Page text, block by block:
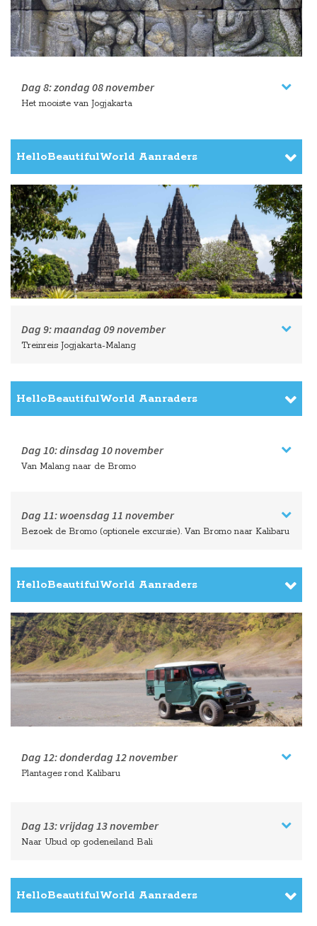
Dag 8:zondag 08 november
Het mooiste van Jogjakarta
HelloBeautifulWorld Aanraders
Dag 9:maandag 09 november
Treinreis Jogjakarta-Malang
HelloBeautifulWorld Aanraders
Dag 10:dinsdag 10 november
Van Malang naar de Bromo
Dag 11: woensdag 11 november
Bezoek de Bromo (optionele excursie). Van Bromo naar Kalibaru
HelloBeautifulWorld Aanraders
Dag 12:donderdag 12 november
Plantages rond Kalibaru
Dag 13: vrijdag 13 november
Naar Ubud op godeneiland Bali
HelloBeautifulWorld Aanraders